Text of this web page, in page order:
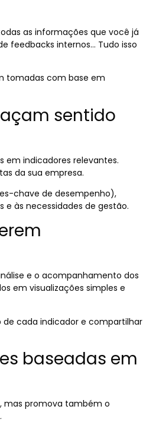
as informações que você já
feedbacks internos… Tudo isso
tomadas com base em
sentido
em indicadores relevantes.
da sua empresa.
chave de desempenho),
às necessidades de gestão.
e o acompanhamento dos
em visualizações simples e
cada indicador e compartilhar
baseadas em
mas promova também o